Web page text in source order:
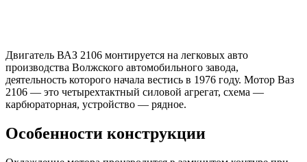
Двигатель ВАЗ 2106 монтируется на легковых авто
производства Волжского автомобильного завода,
деятельность которого начала вестись в 1976 году. Мотор Ваз
2106 — это четырехтактный силовой агрегат, схема —
карбюраторная, устройство — рядное.
Особенности конструкции